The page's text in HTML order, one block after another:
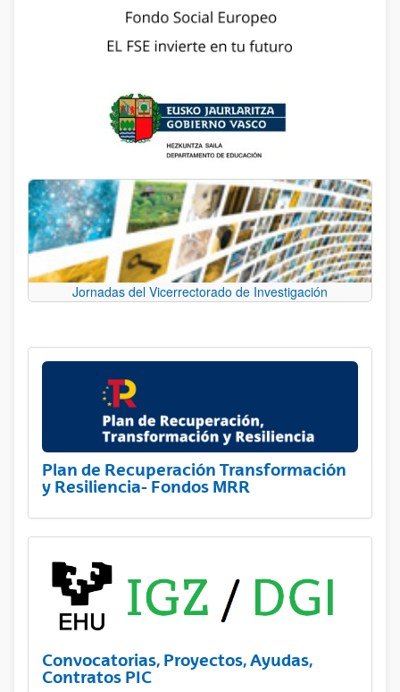
Jornadas del Vicerrectorado de Investigación
Plan de Recuperación Transformación
y Resiliencia- Fondos MRR
Convocatorias, Proyectos, Ayudas,
Contratos PIC